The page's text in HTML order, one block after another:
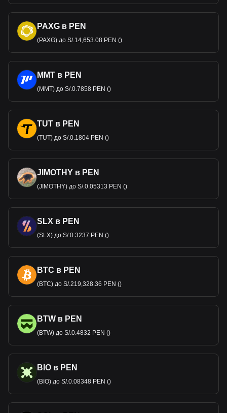
PAXG в PEN
(PAXG) до S/.14,653.08 PEN ()
MMT в PEN
(MMT) до S/.0.7858 PEN ()
TUT в PEN
(TUT) до S/.0.1804 PEN ()
JIMOTHY в PEN
(JIMOTHY) до S/.0.05313 PEN ()
SLX в PEN
(SLX) до S/.0.3237 PEN ()
BTC в PEN
(BTC) до S/.219,328.36 PEN ()
BTW в PEN
(BTW) до S/.0.4832 PEN ()
BIO в PEN
(BIO) до S/.0.08348 PEN ()